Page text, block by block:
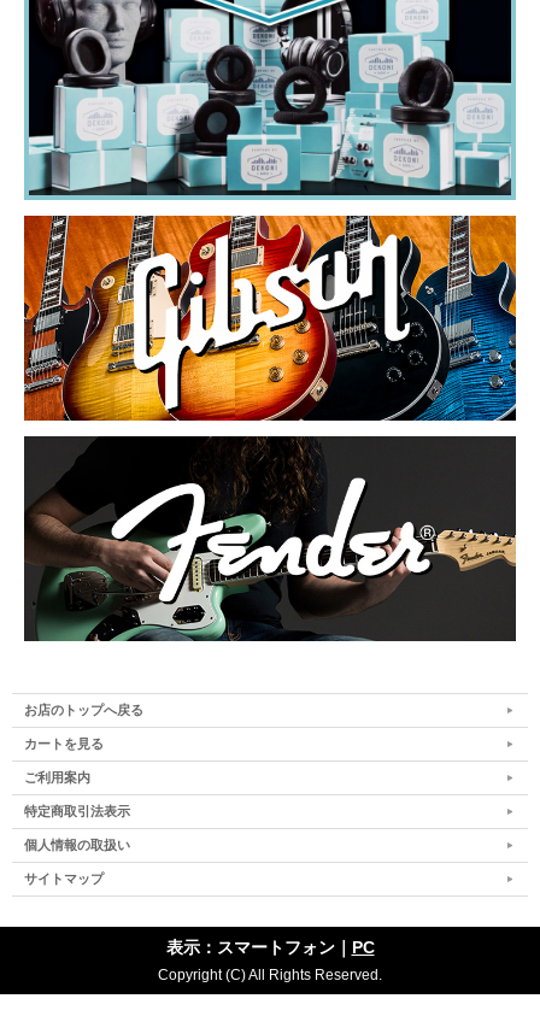
お店のトップへ戻る
カートを見る
ご利用案内
特定商取引法表示
個人情報の取扱い
サイトマップ
表示：スマートフォン｜ PC
Copyright (C) All Rights Reserved.